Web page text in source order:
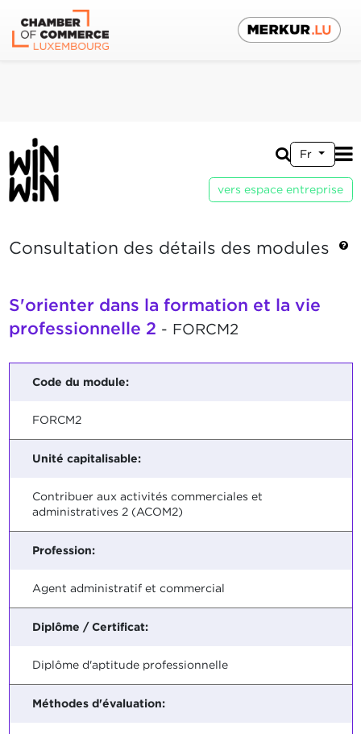
Fr
vers espace entreprise
Consultation des détails des modules
S'orienter dans la formation et la vie
professionnelle 2 - FORCM2
Code du module:
FORCM2
Unité capitalisable:
Contribuer aux activités commerciales et
administratives 2 (ACOM2)
Profession:
Agent administratif et commercial
Diplôme / Certificat:
Diplôme d'aptitude professionnelle
Méthodes d'évaluation: